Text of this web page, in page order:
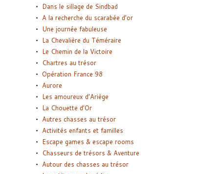
Dans le sillage de Sindbad
A la recherche du scarabée d’or
Une journée fabuleuse
La Chevalière du Téméraire
Le Chemin de la Victoire
Chartres au trésor
Opération France 98
Aurore
Les amoureux d’Ariège
La Chouette d’Or
Autres chasses au trésor
Activités enfants et familles
Escape games & escape rooms
Chasseurs de trésors & Aventure
Autour des chasses au trésor